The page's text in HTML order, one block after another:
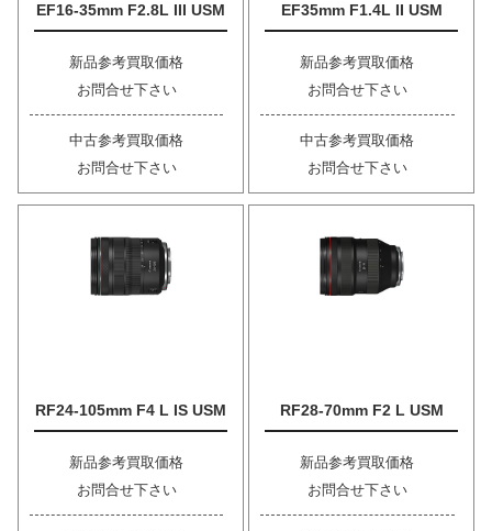
EF16-35mm F2.8L III USM
新品参考買取価格
お問合せ下さい
中古参考買取価格
お問合せ下さい
EF35mm F1.4L II USM
新品参考買取価格
お問合せ下さい
中古参考買取価格
お問合せ下さい
RF24-105mm F4 L IS USM
新品参考買取価格
お問合せ下さい
RF28-70mm F2 L USM
新品参考買取価格
お問合せ下さい